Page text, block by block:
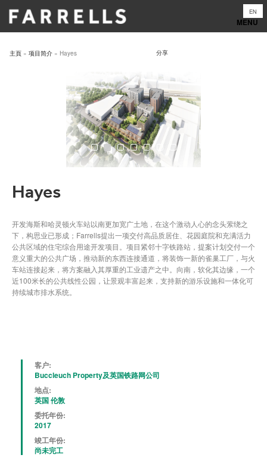
content
EN
主頁 » 项目简介 » Hayes 分享
Hayes
开发海斯和哈灵顿火车站以南更加宽广土地，在这个激动人心的念头萦绕之
下，构思业已形成；Farrells提出一项交付高品质居住、花园庭院和充满活力
公共区域的住宅综合用途开发项目。项目紧邻十字铁路站，提案计划交付一个
意义重大的公共广场，推动新的东西连接通道，将装饰一新的雀巢工厂，与火
车站连接起来，将方案融入其厚重的工业遗产之中。向南，软化其边缘，一个
近100米长的公共线性公园，让景观丰富起来，支持新的游乐设施和一体化可
持续城市排水系统。
客户:
Buccleuch Property及英国铁路网公司
地点:
英国 伦敦
委托年份:
2017
竣工年份:
尚未完工